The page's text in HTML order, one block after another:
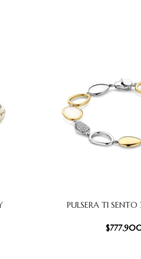
AÑADIR AL CARRITO
PULSERA TI
$